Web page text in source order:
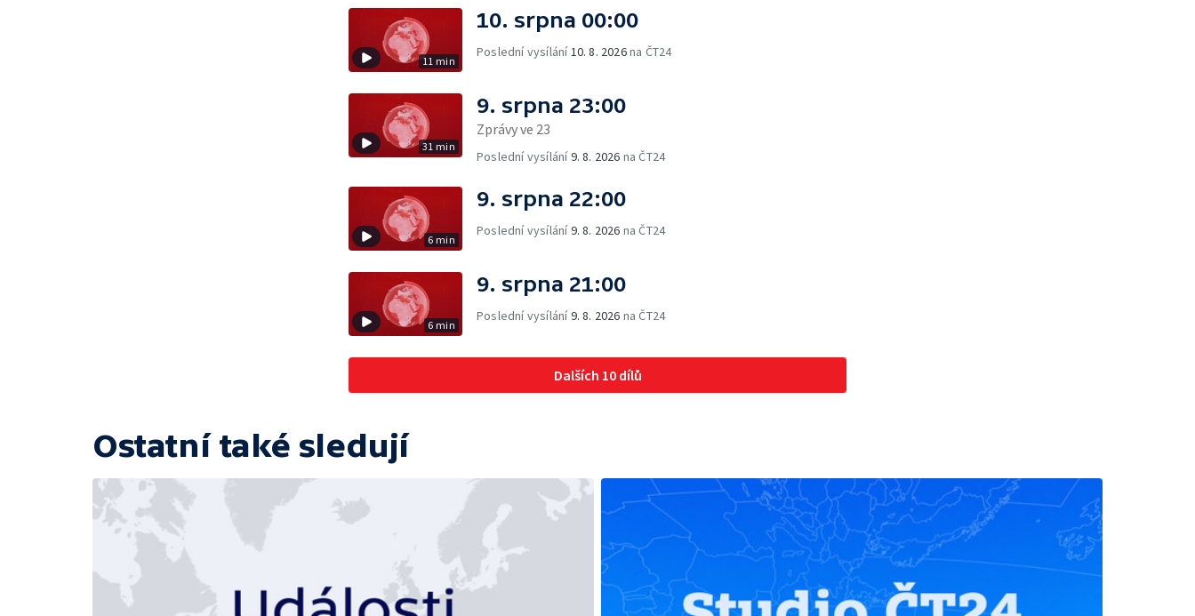
11 min
10. srpna 00:00
Poslední vysílání10. 8. 2026na ČT24
31 min
9. srpna 23:00
Zprávy ve 23
Poslední vysílání9. 8. 2026 na ČT24
6 min
9. srpna 22:00
Poslední vysílání9. 8. 2026 na ČT24
6 min
9. srpna 21:00
Poslední vysílání9. 8. 2026 na ČT24
Dalších 10 dílů
Ostatní také sledují